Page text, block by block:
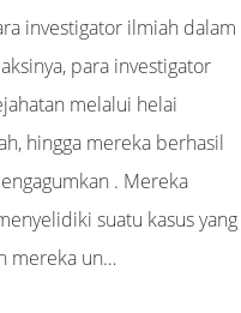
investigator ilmiah dalam
para investigator
melalui helai
hingga mereka berhasil
. Mereka
suatu kasus yang
mereka un…